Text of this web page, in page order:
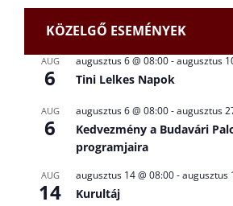
KÖZELGŐ ESEMÉNYEK
AUG
6
augusztus 6 @ 08:00-augusztus
Tini Lelkes Napok
AUG
6
augusztus 6 @ 08:00-augusztus
Kedvezmény a Budavári
programjaira
AUG
14
augusztus 14 @ 08:00-augusztus
Kurultáj